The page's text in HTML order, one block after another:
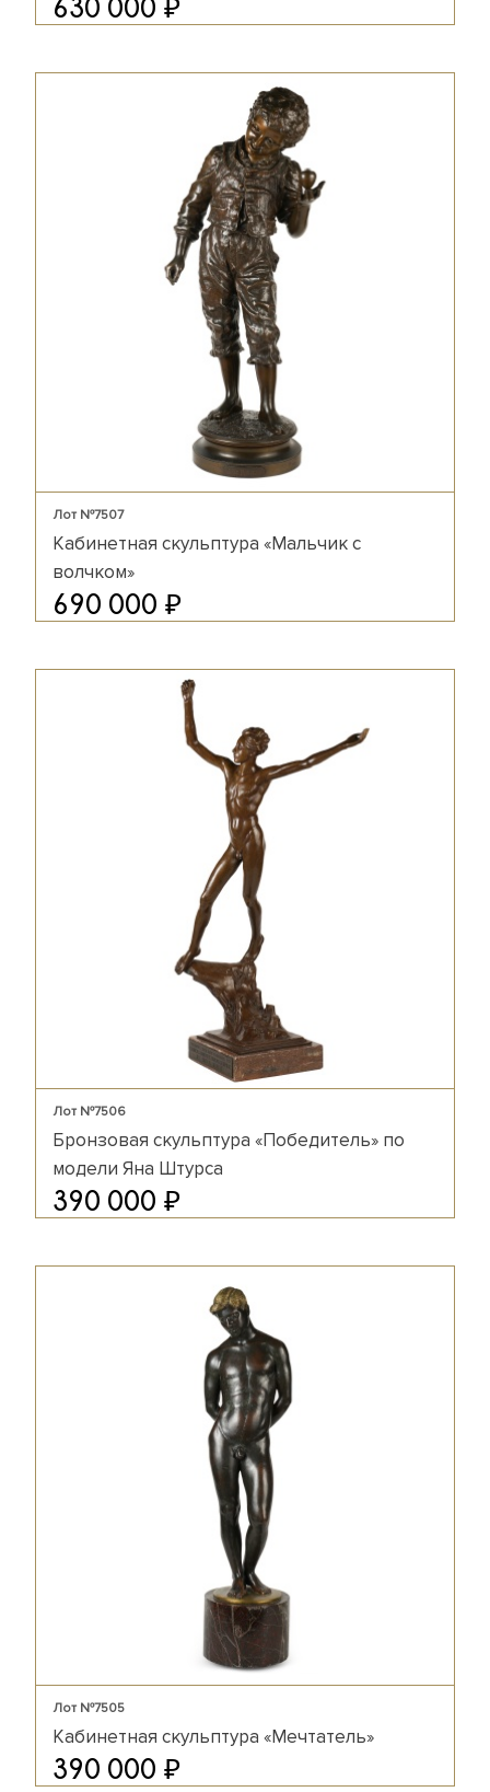
630 000
Лот №7507
Кабинетная скульптура «Мальчик с
волчком»
690 000 ₽
Лот №7506
Бронзовая скульптура «Победитель» по
модели Яна Штурса
390 000 ₽
Лот №7505
Кабинетная скульптура «Мечтатель»
390 000 ₽